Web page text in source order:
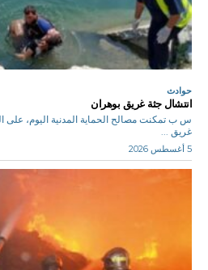
حوادث
انتشال جثة غريق بوهران
غريق ...
5 أغسطس 2026